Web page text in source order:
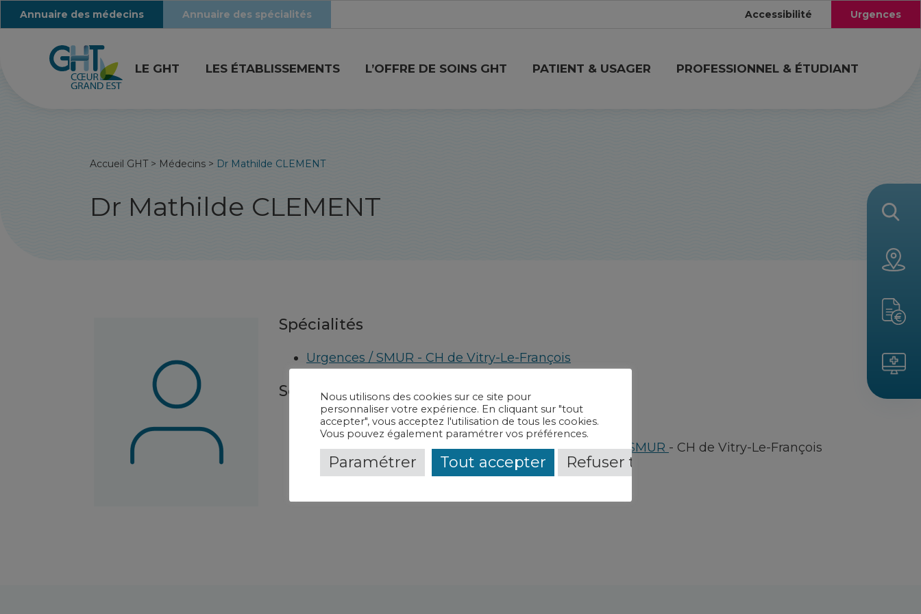
Annuaire des médecins Annuaire des spécialités Accessibilité Urgences
LE GHT LES ÉTABLISSEMENTS L’OFFRE DE SOINS GHT PATIENT & USAGER PROFESSIONNEL & ÉTUDIANT
Accueil GHT> Médecins > Dr Mathilde CLEMENT
Dr Mathilde CLEMENT
Spécialités
Urgences / SMUR - CH de Vitry-Le-François
Service(s) et contact(s)
Urgences / SMUR-CH de Vitry-Le-François
Urgences / Unité d'hospitalisation de courte durée / SMUR - CH de Vitry-Le-François
Nous utilisons des cookies sur ce site pour
personnaliser votre expérience. En cliquant sur "tout
accepter", vous acceptez l'utilisation de tous les cookies.
Vous pouvez également paramétrer vos préférences.
Paramétrer Tout accepter Refuser tout